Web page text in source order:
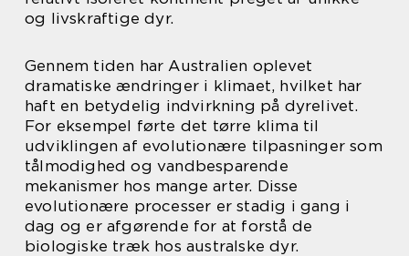
og livskraftige dyr.
Gennem tiden har Australien oplevet
dramatiske ændringer i klimaet, hvilket har
haft en betydelig indvirkning på dyrelivet.
For eksempel førte det tørre klima til
udviklingen af evolutionære tilpasninger som
tålmodighed og vandbesparende
mekanismer hos mange arter. Disse
evolutionære processer er stadig i gang i
dag og er afgørende for at forstå de
biologiske træk hos australske dyr.